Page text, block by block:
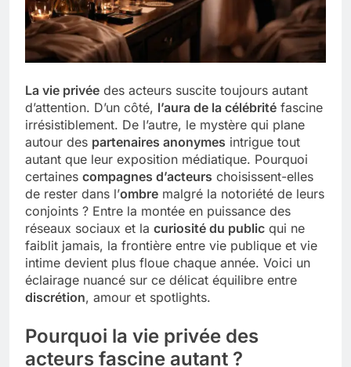
La vie privée des acteurs suscite toujours autant
d’attention. D’un côté, l’aura de la célébrité fascine
irrésistiblement. De l’autre, le mystère qui plane
autour des partenaires anonymes intrigue tout
autant que leur exposition médiatique. Pourquoi
certaines compagnes d’acteurs choisissent-elles
de rester dans l’ombre malgré la notoriété de leurs
conjoints ? Entre la montée en puissance des
réseaux sociaux et la curiosité du public qui ne
faiblit jamais, la frontière entre vie publique et vie
intime devient plus floue chaque année. Voici un
éclairage nuancé sur ce délicat équilibre entre
discrétion, amour et spotlights.
Pourquoi la vie privée des
acteurs fascine autant ?